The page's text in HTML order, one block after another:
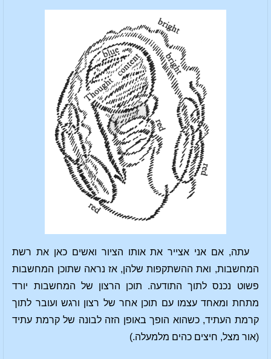
עתה, אם אני אצייר את אותו הציור ואשים כאן את רשת
המחשבות, ואת ההשתקפות שלהן, אז נראה שתוכן המחשבות
פשוט נכנס לתוך התודעה. תוכן הרצון של המחשבות יורד
מתחת ומאחד עצמו עם תוכן אחר של רצון ורגש ועובר לתוך
קרמת העתיד, כשהוא הופך באופן הזה לבונה של קרמת עתיד
(אור מצל, חיצים כהים מלמעלה.)